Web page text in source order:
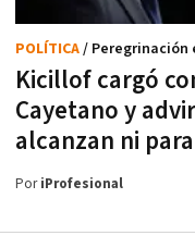
Kicillof cargó
Cayetano y
alcanzan ni
POLÍTICA/ Peregrinación
PoriProfesional